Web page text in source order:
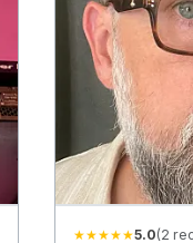
★★★★★5.0(2